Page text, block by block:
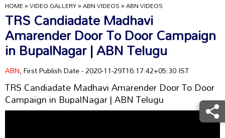
HOME»VIDEO GALLERY»ABN VIDEOS»ABN VIDEOS
TRS Candiadate Madhavi
Amarender Door To Door Campaign
in BupalNagar | ABN Telugu
ABN, First Publish Date - 2020-11-29T16:17:42+05:30 IST
TRS Candiadate Madhavi Amarender Door To Door
Campaign in BupalNagar | ABN Telugu